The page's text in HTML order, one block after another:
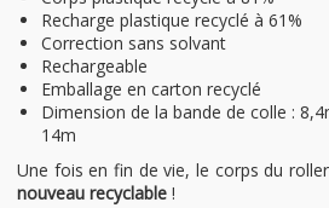
Recharge plastique recyclé à 61%
Correction sans solvant
Rechargeable
Emballage en carton recyclé
Dimension de la bande de colle :
14m
Une fois en fin de vie, le corps du
nouveau recyclable !